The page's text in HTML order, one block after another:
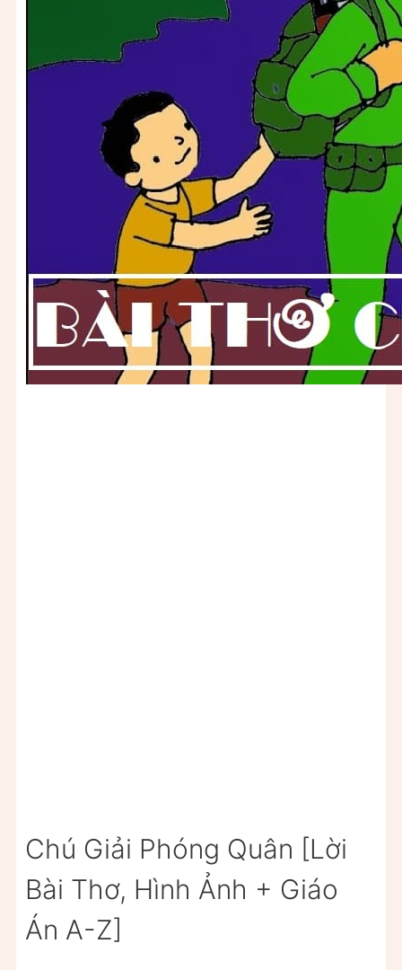
Chú Giải Phóng Quân [Lời
Bài Thơ, Hình Ảnh + Giáo
Án A-Z]